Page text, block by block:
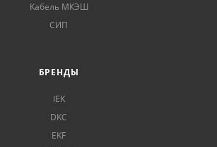
Кабель МКЭШ
СИП
БРЕНДЫ
IEK
DKC
EKF